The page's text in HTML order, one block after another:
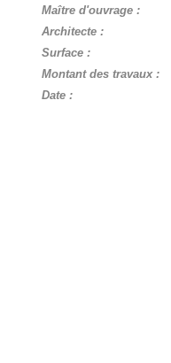
Maître d'ouvrage :
Architecte :
Surface :
Montant des travaux :
Date :